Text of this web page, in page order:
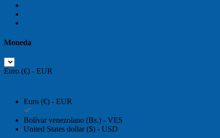
Moneda
Euro (€) - EUR
Euro (€) - EUR
Bolívar venezolano (Bs.) - VES
United States dollar ($) - USD